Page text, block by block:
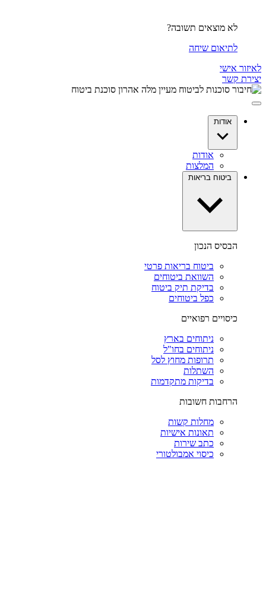
לא מוצאים תשובה?
לתיאום שיחה
לאיזור אישי
יצירת קשר
אודות
אודות
המלצות
ביטוח בריאות
הבסיס הנכון
ביטוח בריאות פרטי
השוואת ביטוחים
בדיקת תיק ביטוח
כפל ביטוחים
כיסויים רפואיים
ניתוחים בארץ
ניתוחים בחו"ל
תרופות מחוץ לסל
השתלות
בדיקות מתקדמות
הרחבות חשובות
מחלות קשות
תאונות אישיות
כתב שירות
כיסוי אמבולטורי